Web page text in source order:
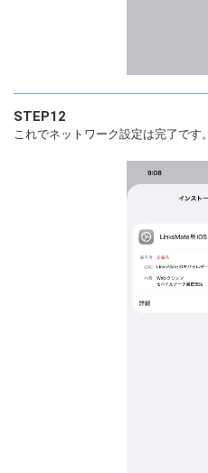
STEP12
これでネットワーク設定は完了です。